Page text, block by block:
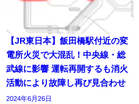
【JR東日本】飯田橋駅付近の変
電所火災で大混乱！中央線・総
武線に影響 運転再開するも消火
活動により故障し再び見合わせ
2024年6月26日